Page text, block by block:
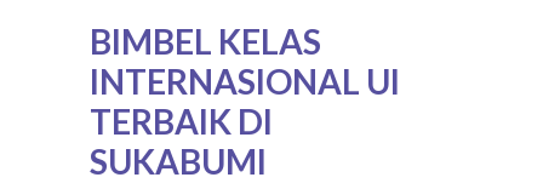
BIMBEL KELAS
INTERNASIONAL UI
TERBAIK DI
SUKABUMI